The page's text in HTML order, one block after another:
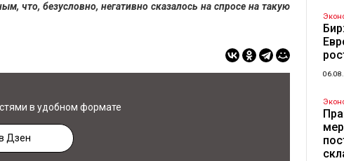
что, безусловно, негативно сказалось на спросе на такую
в удобном формате
Дзен